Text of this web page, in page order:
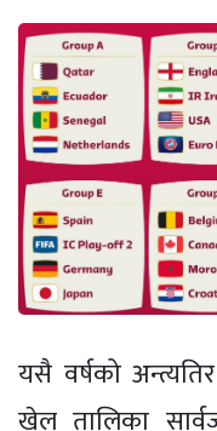
यसै वर्षको
खेल तालिका